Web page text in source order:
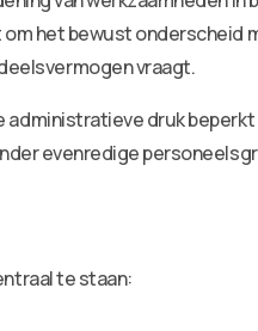
het bewust onderscheid
vraagt.
druk
evenredige
te staan: